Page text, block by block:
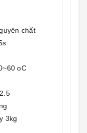
chất
oC
3kg